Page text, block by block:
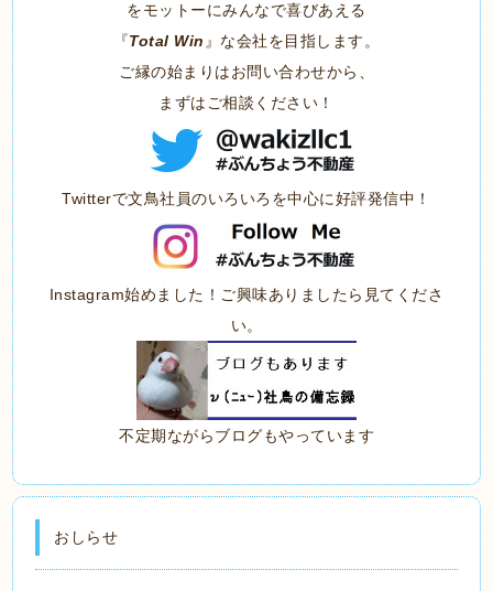
をモットーにみんなで喜びあえる
『Total Win』な会社を目指します。
ご縁の始まりはお問い合わせから、
まずはご相談ください！
Twitterで文鳥社員のいろいろを中心に好評発信中！
Instagram始めました！ご興味ありましたら見てくださ
い。
不定期ながらブログもやっています
おしらせ